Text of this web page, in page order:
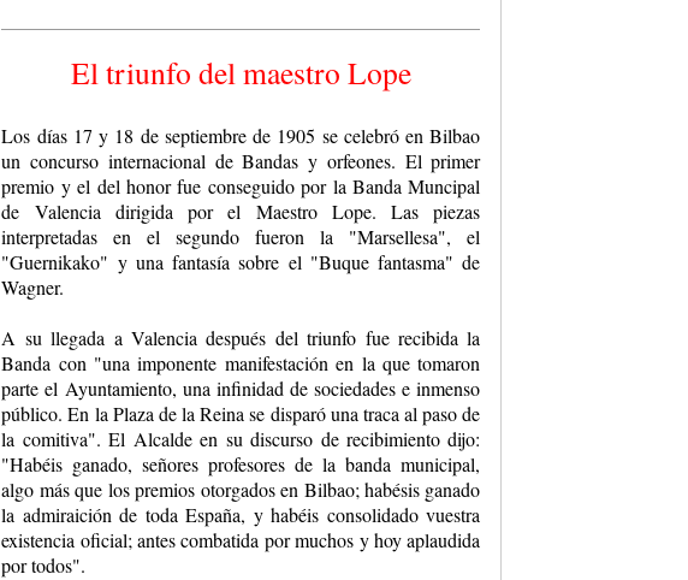
El triunfo del maestro Lope
Los días 17 y 18 de septiembre de 1905 se celebró en Bilbao
un concurso internacional de Bandas y orfeones. El primer
premio y el del honor fue conseguido por la Banda Muncipal
de Valencia dirigida por el Maestro Lope. Las piezas
interpretadas en el segundo fueron la "Marsellesa", el
"Guernikako" y una fantasía sobre el "Buque fantasma" de
Wagner.
A su llegada a Valencia después del triunfo fue recibida la
Banda con "una imponente manifestación en la que tomaron
parte el Ayuntamiento, una infinidad de sociedades e inmenso
público. En la Plaza de la Reina se disparó una traca al paso de
la comitiva". El Alcalde en su discurso de recibimiento dijo:
"Habéis ganado, señores profesores de la banda municipal,
algo más que los premios otorgados en Bilbao; habésis ganado
la admiraición de toda España, y habéis consolidado vuestra
existencia oficial; antes combatida por muchos y hoy aplaudida
por todos".